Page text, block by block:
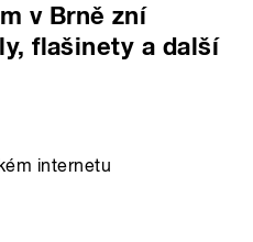
v Brně zní
flašinety a další
internetu